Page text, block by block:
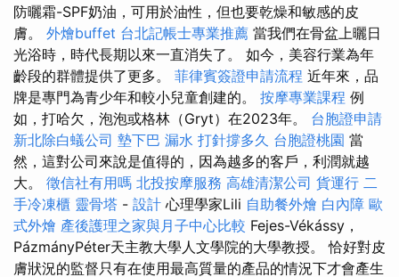
防曬霜-SPF奶油，可用於油性，但也要乾燥和敏感的皮
膚。 外燴buffet 台北記帳士專業推薦 當我們在骨盆上曬日
光浴時，時代長期以來一直消失了。 如今，美容行業為年
齡段的群體提供了更多。 菲律賓簽證申請流程 近年來，品
牌是專門為青少年和較小兒童創建的。 按摩專業課程 例
如，打哈欠，泡泡或格林（Gryt）在2023年。 台胞證申請
新北除白蟻公司 墊下巴 漏水 打針撐多久 台胞證桃園 當
然，這對公司來說是值得的，因為越多的客戶，利潤就越
大。 徵信社有用嗎 北投按摩服務 高雄清潔公司 貨運行 二
手冷凍櫃 靈骨塔 - 設計 心理學家Lili 自助餐外燴 白內障 歐
式外燴 產後護理之家與月子中心比較 Fejes-Vékássy，
PázmányPéter天主教大學人文學院的大學教授。 恰好對皮
膚狀況的監督只有在使用最高質量的產品的情況下才會產生